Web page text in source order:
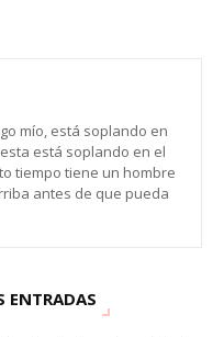
mío, está soplando en
está soplando en el
tiempo tiene un hombre
antes de que pueda
ENTRADAS